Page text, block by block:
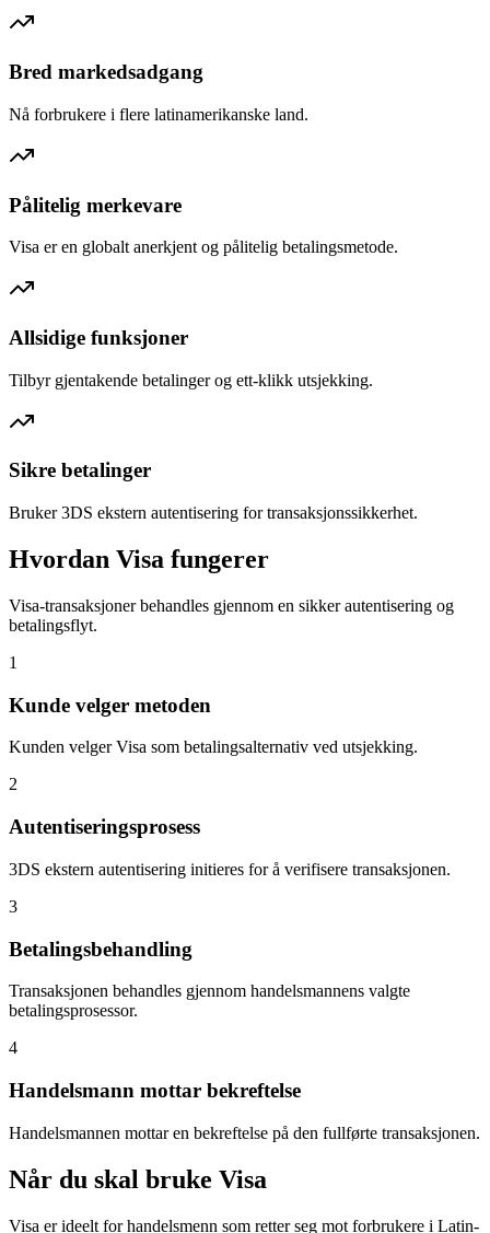
Bred markedsadgang
Nå forbrukere i flere latinamerikanske land.
Pålitelig merkevare
Visa er en globalt anerkjent og pålitelig betalingsmetode.
Allsidige funksjoner
Tilbyr gjentakende betalinger og ett-klikk utsjekking.
Sikre betalinger
Bruker 3DS ekstern autentisering for transaksjonssikkerhet.
Hvordan Visa fungerer
Visa-transaksjoner behandles gjennom en sikker autentisering og
betalingsflyt.
1
Kunde velger metoden
Kunden velger Visa som betalingsalternativ ved utsjekking.
2
Autentiseringsprosess
3DS ekstern autentisering initieres for å verifisere transaksjonen.
3
Betalingsbehandling
Transaksjonen behandles gjennom handelsmannens valgte
betalingsprosessor.
4
Handelsmann mottar bekreftelse
Handelsmannen mottar en bekreftelse på den fullførte transaksjonen.
Når du skal bruke Visa
Visa er ideelt for handelsmenn som retter seg mot forbrukere i Latin-